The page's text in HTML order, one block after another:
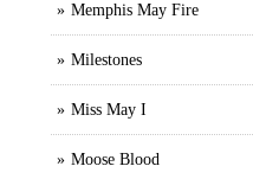
Memphis May Fire
Milestones
Miss May I
Moose Blood